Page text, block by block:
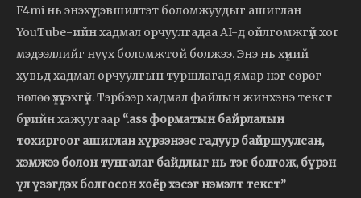
F4mi нь энэхүү дэвшилтэт боломжуудыг ашиглан
YouTube-ийн хадмал орчуулгадаа AI-д ойлгомжгүй хог
мэдээллийг нуух боломжтой болжээ. Энэ нь хүний
хувьд хадмал орчуулгын туршлагад ямар нэг сөрөг
нөлөө үзүүлэхгүй. Тэрбээр хадмал файлын жинхэнэ текст
бүрийн хажуугаар “.ass форматын байрлалын
тохиргоог ашиглан хүрээнээс гадуур байршуулсан,
хэмжээ болон тунгалаг байдлыг нь тэг болгож, бүрэн
үл үзэгдэх болгосон хоёр хэсэг нэмэлт текст”